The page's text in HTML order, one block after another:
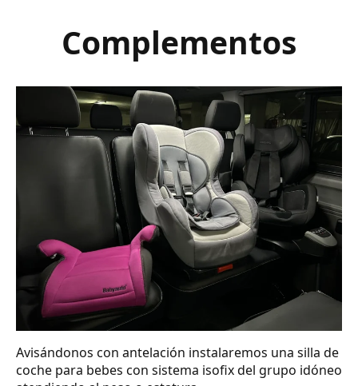
Complementos
Avisándonos con antelación instalaremos una silla de
coche para bebes con sistema isofix del grupo idóneo